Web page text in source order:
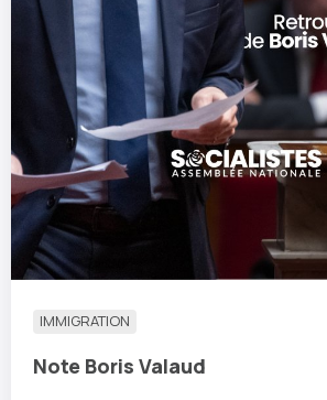
IMMIGRATION
Note Boris Valaud